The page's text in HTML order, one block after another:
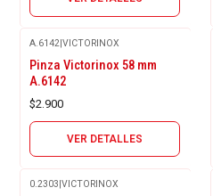
A.6142| VICTORINOX
Pinza Victorinox 58 mm
A.6142
$2.900
VER DETALLES
0.2303|VICTORINOX